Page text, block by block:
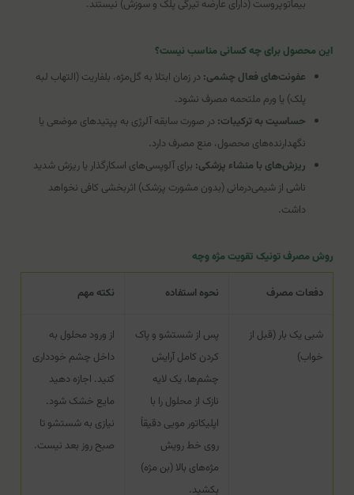
بیماتوپروست (دارای عارضه تیرگی پلک و سوزش) نیستند.
این محصول برای چه کسانی مناسب نیست؟
عفونت‌های فعال چشمی: در زمان ابتلا به گل‌مژه، بلفاریت (التهاب لبه
پلک) یا ورم ملتحمه مصرف نشود.
حساسیت به ترکیبات: در صورت سابقه آلرژی به پپتیدهای موضعی یا
نگهدارنده‌های محصول، منع مصرف دارد.
ریزش‌های با منشاء پزشکی: برای آلوپسی‌های اسکارگذار یا ریزش شدید
ناشی از شیمی‌درمانی (بدون مشورت پزشک) اثربخشی کافی نخواهد
داشت.
روش مصرف تونیک تقویت مژه وچه
دفعات مصرف نحوه استفاده نکته مهم
شبی یک بار (قبل از
خواب)
پس از شستشو و پاک
کردن کامل آرایش
چشم‌ها، یک لایه
نازک از محلول را با
اپلیکاتور مویی دقیقاً
روی خط رویش
مژه‌های بالا (بن مژه)
بکشید.
از ورود محلول به
داخل چشم خودداری
کنید. اجازه دهید
مایع خشک شود.
نیازی به شستشو تا
صبح روز بعد نیست.